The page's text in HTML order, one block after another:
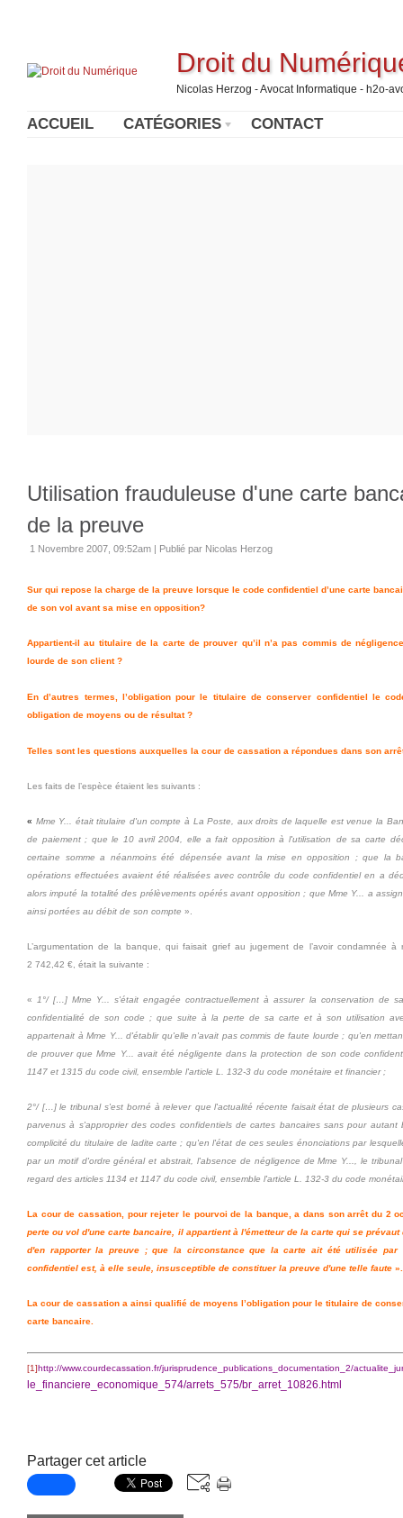
Droit du
Nicolas Herzog - Avocat Informatique - h2o-
ACCUEIL CATÉGORIES CONTACT
Utilisation frauduleuse d'une carte
de la preuve
1 Novembre 2007, 09:52am | Publié par Nicolas Herzog
Sur qui repose la charge de la preuve lorsque le code confidentiel d’une carte
de son vol avant sa mise en opposition?
Appartient-il au titulaire de la carte de prouver qu’il n’a pas commis de
lourde de son client ?
En d’autres termes, l’obligation pour le titulaire de conserver confidentiel le
obligation de moyens ou de résultat ?
Telles sont les questions auxquelles la cour de cassation a répondues dans son
Les faits de l’espèce étaient les suivants :
« Mme Y... était titulaire d'un compte à La Poste, aux droits de laquelle est venue la
de paiement ; que le 10 avril 2004, elle a fait opposition à l'utilisation
de sa carte
certaine somme a néanmoins été dépensée avant la mise en opposition ; que la
opérations effectuées avaient été réalisées avec contrôle du code confidentiel en a
alors imputé la totalité des prélèvements opérés avant opposition ; que Mme Y... a
ainsi portées au débit de son compte ».
L’argumentation de la banque, qui faisait grief au jugement de l’avoir condamnée
2 742,42 €, était la suivante :
« 1°/ […] Mme Y... s'était engagée contractuellement à assurer la conservation de
confidentialité de son code ; que suite à la perte de sa carte et à son utilisation
appartenait à Mme Y... d'établir qu'elle n'avait pas commis de faute lourde ; qu'en
de prouver que Mme Y... avait été négligente dans la protection de son code
1147 et 1315 du code civil, ensemble l'article L. 132-3 du code monétaire et financier ;
2°/ […] le tribunal s'est borné à relever que l'actualité récente faisait état de plusieurs
parvenus à s'approprier des codes confidentiels de cartes bancaires sans pour
complicité du titulaire de ladite carte ; qu'en l'état de ces seules énonciations par
par un motif d'ordre général et abstrait, l'absence de négligence de Mme Y..., le
regard des articles 1134 et 1147 du code civil, ensemble l'article L. 132-3 du code
La cour de cassation, pour rejeter le pourvoi de la banque, a dans son arrêt du 2
perte ou vol d'une carte bancaire, il appartient à l'émetteur de la carte qui se
d'en rapporter la preuve ; que la circonstance que la carte ait été utilisée par
confidentiel est, à elle seule, insusceptible de constituer la preuve d'une telle faute ».
La cour de cassation a ainsi qualifié de moyens l’obligation pour le titulaire de
carte bancaire.
[1]http://www.courdecassation.fr/jurisprudence_publications_documentation_2/
le_financiere_economique_574/arrets_575/br_arret_10826.html
Partager cet article